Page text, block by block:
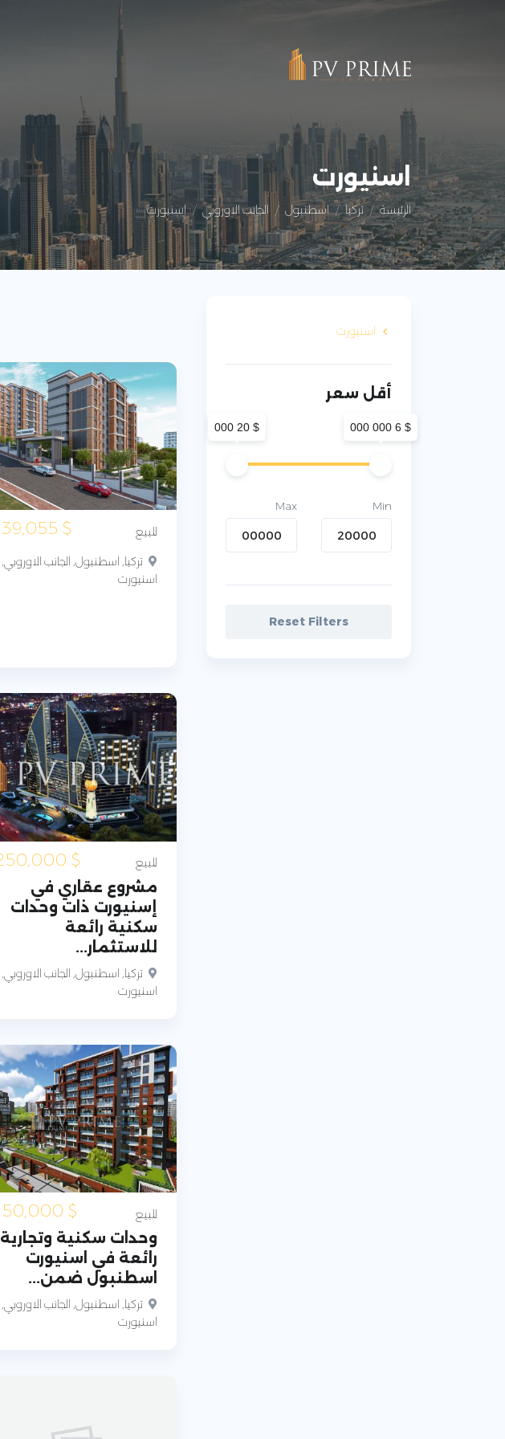
اسنيورت
الرئيسة تركيا اسطنبول الجانب الاوروبي اسنيورت
اسنيورت
أقل سعر
$ 20 000 $ 6 000 000
Min
Max
Reset Filters
للبيع $
تركيا, اسطنبول, الجانب الاوروبي,
اسنيورت
للبيع $
مشروع عقاري في
إسنيورت ذات وحدات
سكنية رائعة
للاستثمار...
تركيا, اسطنبول, الجانب الاوروبي,
اسنيورت
للبيع $
وحدات سكنية وتجارية
رائعة في اسنيورت
اسطنبول ضمن...
تركيا, اسطنبول, الجانب الاوروبي,
اسنيورت